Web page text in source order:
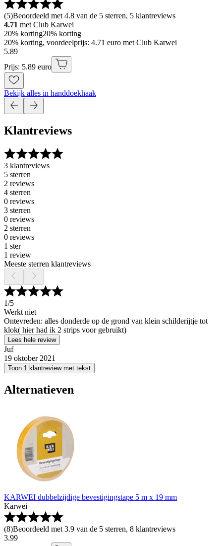
(5)Beoordeeld met 4.8 van de 5 sterren, 5 klantreviews
4.71 met Club Karwei
20% korting20% korting
20% korting, voordeelprijs: 4.71 euro met Club Karwei
5.89
Prijs: 5.89 euro
Bekijk alles in handdoekhaak
Klantreviews
3 klantreviews
5 sterren
2 reviews
4 sterren
0 reviews
3 sterren
0 reviews
2 sterren
0 reviews
1 ster
1 review
Meeste sterren klantreviews
1/5
Werkt niet
Ontevreden: alles donderde op de grond van klein schilderijtje tot
klok( hier had ik 2 strips voor gebruikt)
Lees hele review
Juf
19 oktober 2021
Toon 1 klantreview met tekst
Alternatieven
KARWEI dubbelzijdige bevestigingstape 5 m x 19 mm
Karwei
(8)Beoordeeld met 3.9 van de 5 sterren, 8 klantreviews
3.99